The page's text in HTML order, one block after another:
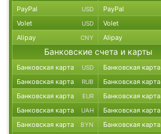
PayPal USD PayPal
Volet USD Volet
Alipay CNY Alipay
Банковские счета и карты
Банковская карта USD Банковская карта
Банковская карта RUB Банковская карта
Банковская карта EUR Банковская карта
Банковская карта UAH Банковская карта
Банковская карта BYN Банковская карта